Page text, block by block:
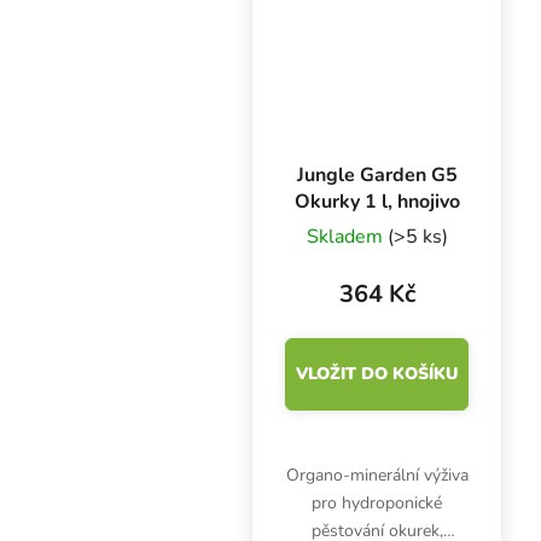
Jungle Garden G5
Okurky 1 l, hnojivo
Skladem (>5 ks)
364 Kč
VLOŽIT DO KOŠÍKU
Organo-minerální výživa
pro hydroponické
pěstování okurek,